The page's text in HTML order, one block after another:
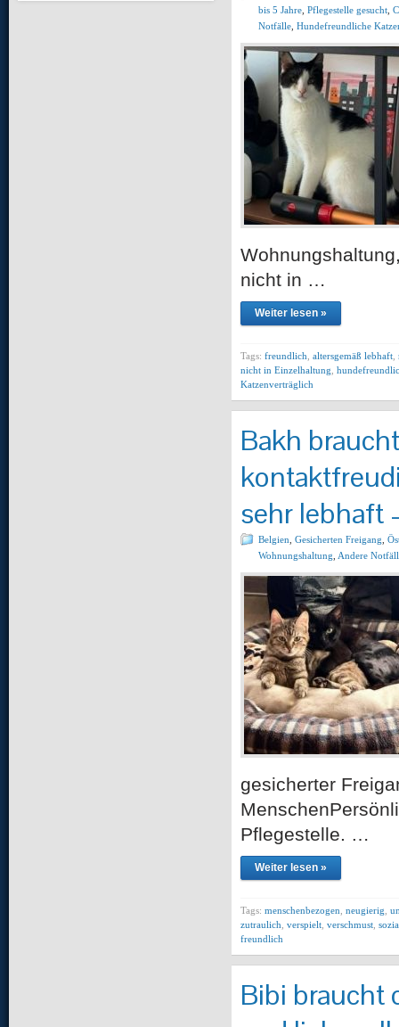
bis 5 Jahre Pflegestelle gesucht
Notfälle Hundefreundliche
nicht in …
Weiter lesen »
Tags: freundlich altersgemäß lebhaft
nicht in Einzelhaltung
Katzenverträglich
Bakh
sehr lebhaft
Belgien Gesicherten Freigang
Wohnungshaltung Andere
gesicherter
Pflegestelle. …
Weiter lesen »
Tags: menschenbezogen neugierig
zutraulich verspielt verschmust
freundlich
Bibi braucht